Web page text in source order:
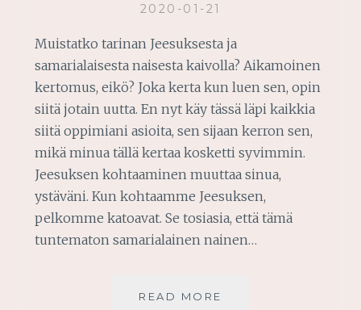
2020-01-21
Muistatko tarinan Jeesuksesta ja
samarialaisesta naisesta kaivolla? Aikamoinen
kertomus, eikö? Joka kerta kun luen sen, opin
siitä jotain uutta. En nyt käy tässä läpi kaikkia
siitä oppimiani asioita, sen sijaan kerron sen,
mikä minua tällä kertaa kosketti syvimmin.
Jeesuksen kohtaaminen muuttaa sinua,
ystäväni. Kun kohtaamme Jeesuksen,
pelkomme katoavat. Se tosiasia, että tämä
tuntematon samarialainen nainen…
READ MORE